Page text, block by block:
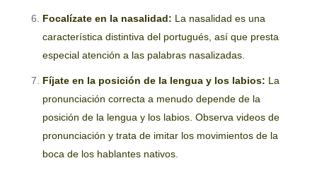
Focalízate en la nasalidad: La nasalidad es una
característica distintiva del portugués, así que presta
especial atención a las palabras nasalizadas.
Fíjate en la posición de la lengua y los labios: La
pronunciación correcta a menudo depende de la
posición de la lengua y los labios. Observa videos de
pronunciación y trata de imitar los movimientos de la
boca de los hablantes nativos.